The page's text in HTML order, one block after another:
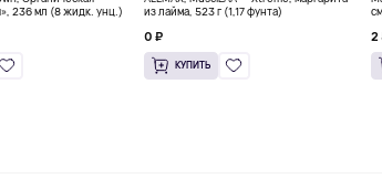
236 мл (8 жидк. унц.)
из лайма, 523 г (1,17 фунта)
0 ₽
КУПИТЬ
2